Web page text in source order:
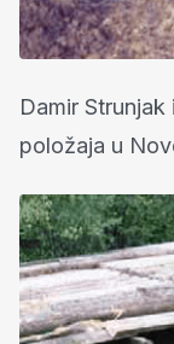
Damir
položaja u